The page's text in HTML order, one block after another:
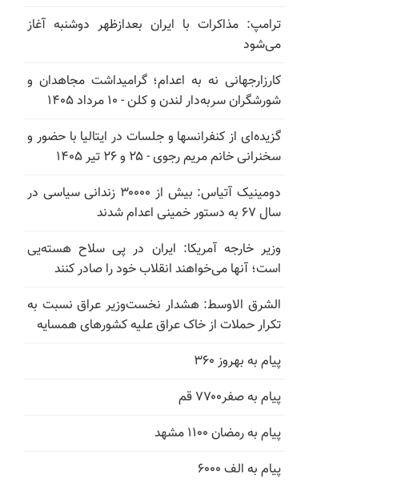
ترامپ: مذاکرات با ایران بعدازظهر دوشنبه آغاز
می‌شود
کارزارجهانی نه به اعدام؛ گرامیداشت مجاهدان و
شورشگران سربه‌دار لندن و کلن - ۱۰ مرداد ۱۴۰۵
گزیده‌ای از کنفرانسها و جلسات در ایتالیا با حضور و
سخنرانی خانم مریم رجوی - ۲۵ و ۲۶ تیر ۱۴۰۵
دومینیک آتیاس: بیش از ۳۰۰۰۰ زندانی سیاسی در
سال ۶۷ به دستور خمینی اعدام شدند
وزیر خارجه آمریکا: ایران در پی سلاح هسته‌یی
است؛ آنها می‌خواهند انقلاب خود را صادر کنند
الشرق الاوسط: هشدار نخست‌وزیر عراق نسبت به
تکرار حملات از خاک عراق علیه کشورهای همسایه
پیام به بهروز ۳۶۰
پیام به صفر۷۷۰۰ قم
پیام به رمضان ۱۱۰۰ مشهد
پیام به الف ۶۰۰۰